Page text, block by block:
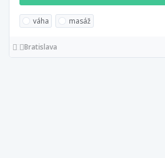
váha masáž
Bratislava